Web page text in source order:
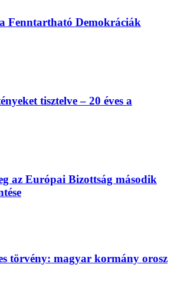
Fenntartható Demokráciák
tisztelve – 20 éves a
az Európai Bizottság második
törvény: magyar kormány orosz